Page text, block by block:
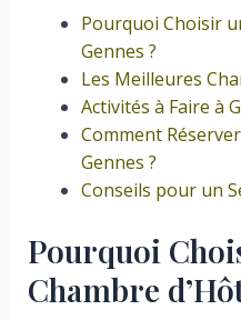
Pourquoi Choisir
Gennes ?
Les Meilleures
Activités à Faire à
Comment
Gennes ?
Conseils pour un
Pourquoi
Chambre